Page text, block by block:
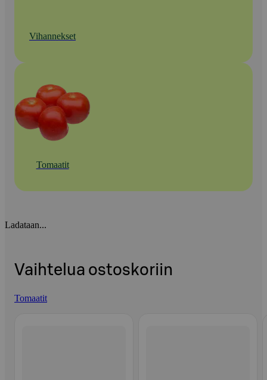
Vihannekset
Tomaatit
Ladataan...
Vaihtelua ostoskoriin
Tomaatit